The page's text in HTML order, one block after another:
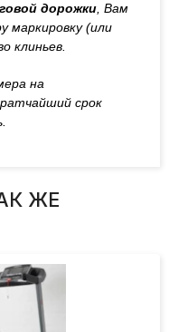
дорожки, Вам
маркировку (или
клиньев.
на
срок
ЖЕ